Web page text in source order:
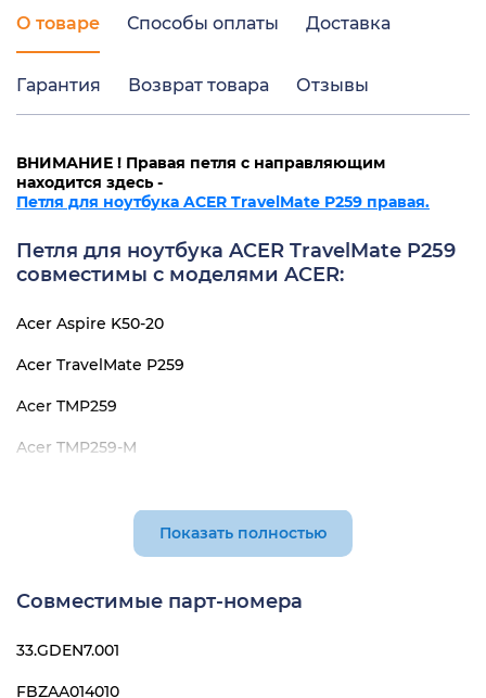
О товаре Способы оплаты Доставка
Гарантия Возврат товара Отзывы
ВНИМАНИЕ ! Правая петля с направляющим
находится здесь -
Петля для ноутбука ACER TravelMate P259 правая.
Петля для ноутбука ACER TravelMate P259
совместимы с моделями ACER:
Acer Aspire K50-20
Acer TravelMate P259
Acer TMP259
Acer TMP259-M
Acer TMP259-G2-M
Acer Gateway NE574
Показать полностью
Совместимые парт-номера
33.GDEN7.001
FBZAA014010